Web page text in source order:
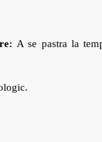
A se pastra la